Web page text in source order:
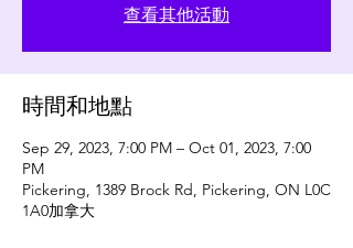
查看其他活動
時間和地點
Sep 29, 2023, 7:00 PM – Oct 01, 2023, 7:00
PM
Pickering, 1389 Brock Rd, Pickering, ON L0C
1A0加拿大